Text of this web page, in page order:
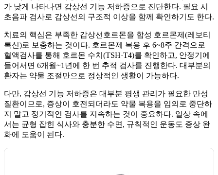
가 낮게 나타나면 갑상선 기능 저하증으로 진단한다. 필요 시
초음파 검사로 갑상선의 구조적 이상을 함께 확인하기도 한다.
치료의 핵심은 부족한 갑상선호르몬을 합성 호르몬제(레보티
록신)로 보충하는 것이다. 호르몬제 복용 후 6~8주 간격으로
혈액검사를 통해 호르몬 수치(TSH·T4)를 확인하고, 안정기에
들어서면 6개월~1년에 한 번 추적 검사를 진행한다. 대부분의
환자는 약물 조절만으로 정상적인 생활이 가능하다.
다만, 갑상선 기능 저하증은 대부분 평생 관리가 필요한 만성
질환이므로, 증상이 호전되더라도 약물 복용을 임의로 중단하
지 말고 정기적인 검사를 지속하는 것이 중요하다. 일상 속에
서는 균형 잡힌 식사와 충분한 수면, 규칙적인 운동도 증상 완
화에 도움이 된다.